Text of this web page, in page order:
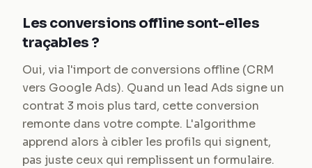
Les conversions offline sont-elles
traçables ?
Oui, via l'import de conversions offline (CRM
vers Google Ads). Quand un lead Ads signe un
contrat 3 mois plus tard, cette conversion
remonte dans votre compte. L'algorithme
apprend alors à cibler les profils qui signent,
pas juste ceux qui remplissent un formulaire.